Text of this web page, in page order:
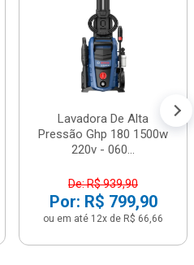
Lavadora De Alta
Pressão Ghp 180 1500w
220v - 060...
De: R$ 939,90
Por: R$ 799,90
ou em até 12x de R$ 66,66